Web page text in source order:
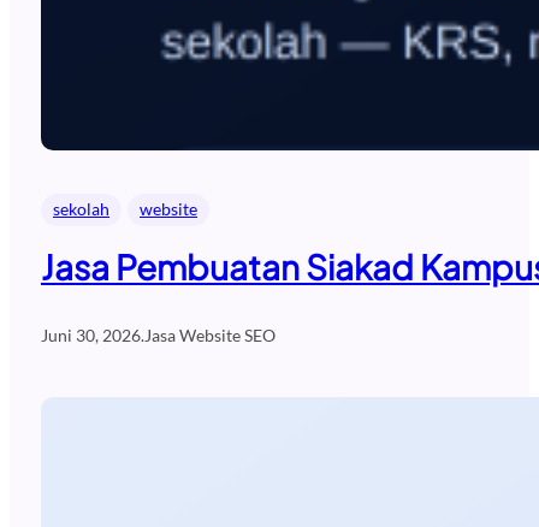
sekolah website
Jasa Pembuatan Siakad
Juni 30, 2026.Jasa Website SEO